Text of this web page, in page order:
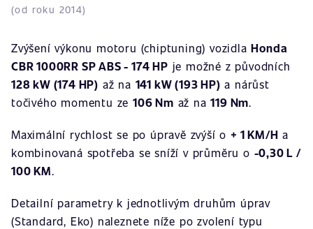
(od roku 2014)
Zvýšení výkonu motoru (chiptuning) vozidlaHonda
CBR 1000RR SP ABS - 174 HP je možné z původních
128 kW (174 HP) až na 141 kW (193 HP) a nárůst
točivého momentu ze106 Nm až na119 Nm.
Maximální rychlost se po úpravě zvýší o + 1 KM/H a
kombinovaná spotřeba se sníží v průměru o -0,30 L /
100 KM.
Detailní parametry k jednotlivým druhům úprav
(Standard, Eko) naleznete níže po zvolení typu